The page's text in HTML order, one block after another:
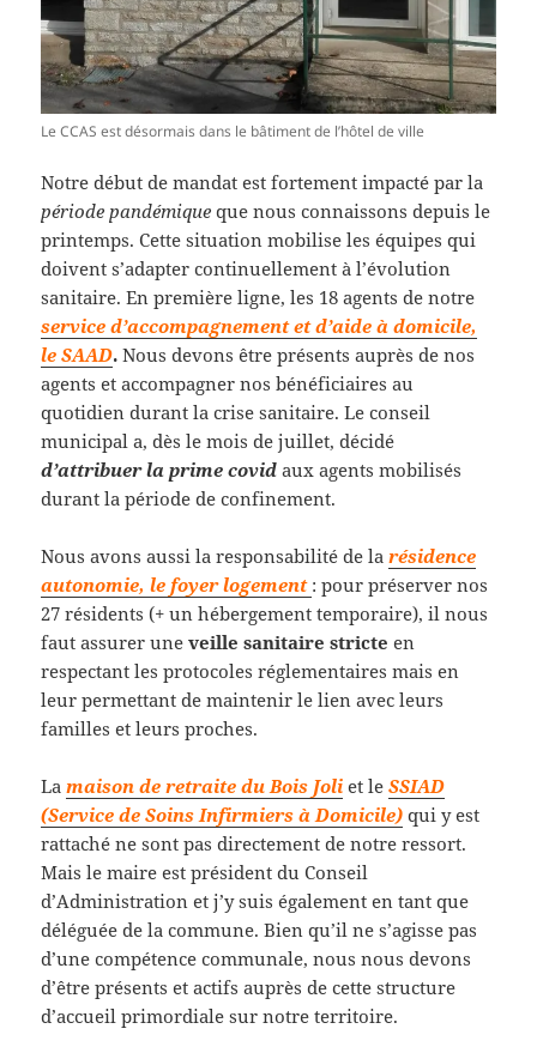
Le CCAS est désormais dans le bâtiment de l’hôtel de ville
Notre début de mandat est fortement impacté par la
période pandémiqueque nous connaissons depuis le
printemps. Cette situation mobilise les équipes qui
doivent s’adapter continuellement à l’évolution
sanitaire. En première ligne, les 18 agents de notre
service d’accompagnement et d’aide à domicile,
le SAAD. Nous devons être présents auprès de nos
agents et accompagner nos bénéficiaires au
quotidien durant la crise sanitaire. Le conseil
municipal a, dès le mois de juillet, décidé
d’attribuer la prime covidaux agents mobilisés
durant la période de confinement.
Nous avons aussi la responsabilité de larésidence
autonomie, le foyer logement : pour préserver nos
27 résidents (+ un hébergement temporaire), il nous
faut assurer uneveille sanitaire stricte en
respectant les protocoles réglementaires mais en
leur permettant de maintenir le lien avec leurs
familles et leurs proches.
Lamaison de retraite du Bois Joli et leSSIAD
(Service de Soins Infirmiers à Domicile) qui y est
rattaché ne sont pas directement de notre ressort.
Mais le maire est président du Conseil
d’Administration et j’y suis également en tant que
déléguée de la commune. Bien qu’il ne s’agisse pas
d’une compétence communale, nous nous devons
d’être présents et actifs auprès de cette structure
d’accueil primordiale sur notre territoire.